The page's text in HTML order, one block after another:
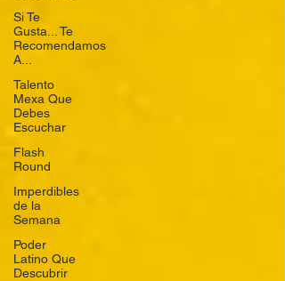
Si Te
Gusta... Te
Recomendamos
A...
Talento
Mexa Que
Debes
Escuchar
Flash
Round
Imperdibles
de la
Semana
Poder
Latino Que
Descubrir